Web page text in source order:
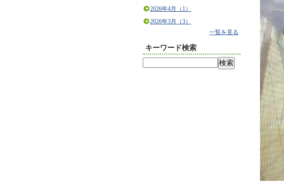
2026年4月（1）
2026年3月（3）
一覧を見る
キーワード検索